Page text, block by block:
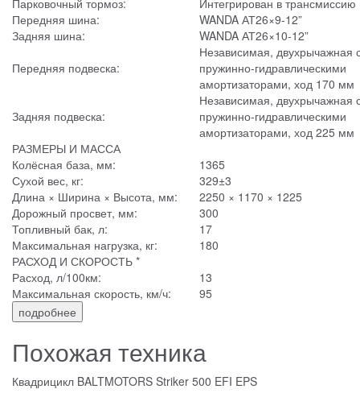
Передняя шина:
WANDA АТ26×9-12”
Задняя шина:
WANDA АТ26×10-12”
Передняя подвеска:
Независимая, двухрычажная
пружинно-гидравлическими
амортизаторами, ход 170 мм
Задняя подвеска:
Независимая, двухрычажная
пружинно-гидравлическими
амортизаторами, ход 225 мм
РАЗМЕРЫ И МАССА
Колёсная база, мм:
1365
Сухой вес, кг:
329±3
Длина × Ширина × Высота, мм:
2250 × 1170 × 1225
Дорожный просвет, мм:
300
Топливный бак, л:
17
Максимальная нагрузка, кг:
180
РАСХОД И СКОРОСТЬ *
Расход, л/100км:
13
Максимальная скорость, км/ч:
95
подробнее
Похожая техника
Квадрицикл BALTMOTORS Striker 500 EFI EPS